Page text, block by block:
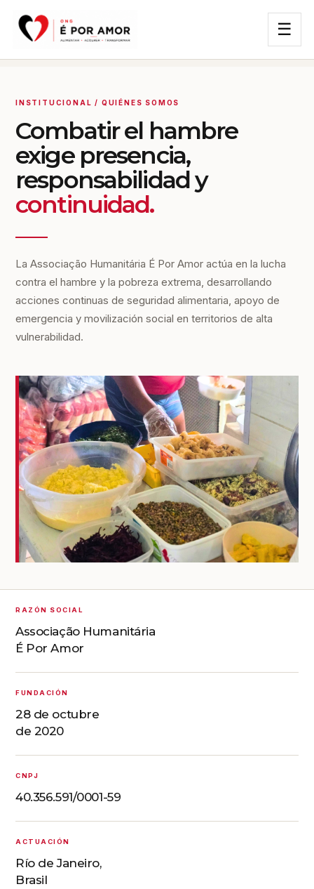
☰
INSTITUCIONAL / QUIÉNES SOMOS
Combatir el hambre
exige presencia,
responsabilidad y
continuidad.
La Associação Humanitária É Por Amor actúa en la lucha
contra el hambre y la pobreza extrema, desarrollando
acciones continuas de seguridad alimentaria, apoyo de
emergencia y movilización social en territorios de alta
vulnerabilidad.
RAZÓN SOCIAL
Associação Humanitária
É Por Amor
FUNDACIÓN
28 de octubre
de 2020
CNPJ
40.356.591/0001-59
ACTUACIÓN
Río de Janeiro,
Brasil